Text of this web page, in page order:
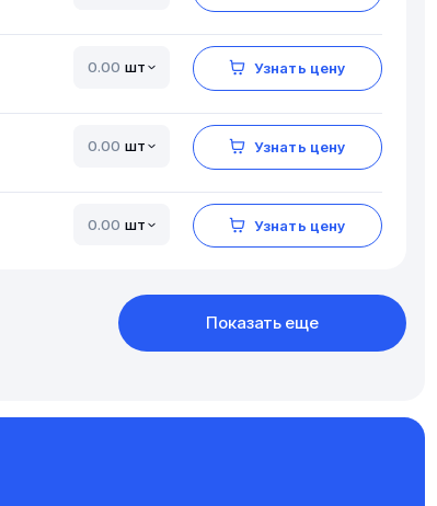
шт Узнать цену
шт Узнать цену
шт Узнать цену
Показать еще